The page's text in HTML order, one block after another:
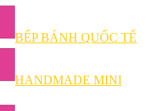
BẾP BÁNH QUỐC TẾ
HANDMADE MINI